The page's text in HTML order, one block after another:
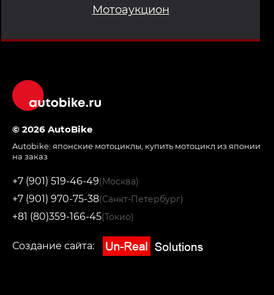
Мотоаукцион
© 2026 AutoBike
Autobike: японские мотоциклы купить мотоцикл из японии
на заказ
+7 (901) 519-46-49(Москва)
+7 (901) 970-75-38(Санкт-Петербург)
+81 (80)359-166-45(Токио)
Создание сайта: